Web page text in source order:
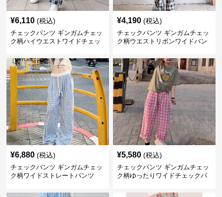
¥6,110 (税込)
チェックパンツ ギンガムチェッ
ク柄ハイウエストワイドチェッ
¥4,190 (税込)
チェックパンツ ギンガムチェッ
ク柄ウエストリボンワイドパン
¥6,880 (税込)
チェックパンツ ギンガムチェッ
ク柄ワイドストレートパンツ
¥5,580 (税込)
チェックパンツ ギンガムチェッ
ク柄ゆったりワイドチェックパ